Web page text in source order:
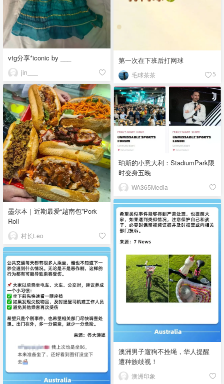
第一次在下班后打网球
毛球茶茶 5
vtg分享*iconic by ___
jin___
墨尔本｜近期最爱“越南包”Pork
Roll
村长Leo
珀斯的小意大利：StadiumPark限
时变身五晚
WA365Media
澳洲男子遛狗不拴绳，华人提醒
遭种族歧视！
澳洲印象